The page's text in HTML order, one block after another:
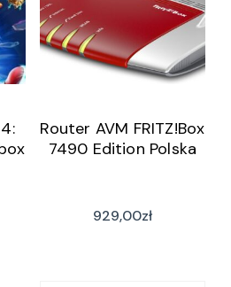
Router AVM FRITZ!Box
7490 Edition Polska
929,00zł